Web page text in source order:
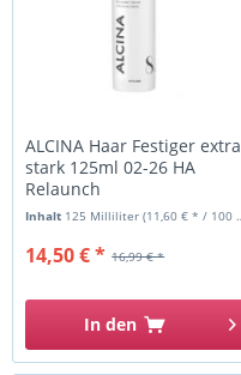
ALCINA Haar Festiger extra
stark 125ml 02-26 HA
Relaunch
Inhalt 125 Milliliter(11,60 € * / 100 Milliliter)
16,99 € *
14,50 € *
In den